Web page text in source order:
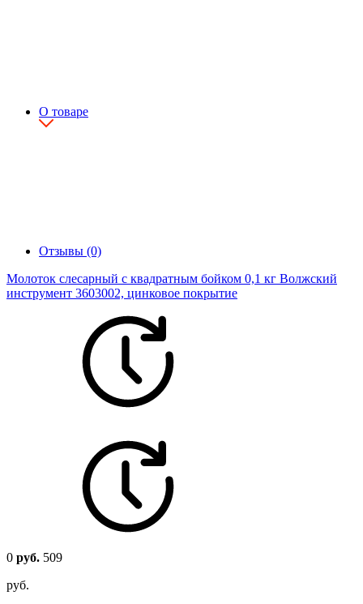
О товаре
Отзывы (0)
Молоток слесарный с квадратным бойком 0,1 кг Волжский
инструмент 3603002, цинковое покрытие
0 руб. 509
руб.